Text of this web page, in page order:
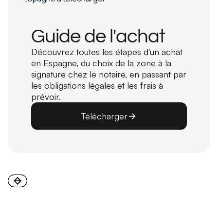
Guide de l'achat
Découvrez toutes les étapes d'un achat
en Espagne, du choix de la zone à la
signature chez le notaire, en passant par
les obligations légales et les frais à
prévoir.
Télécharger